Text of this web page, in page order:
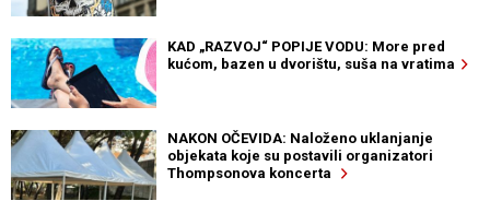
KAD „RAZVOJ“ POPIJE VODU: More pred
kućom, bazen u dvorištu, suša na vratima
NAKON OČEVIDA: Naloženo uklanjanje
objekata koje su postavili organizatori
Thompsonova koncerta